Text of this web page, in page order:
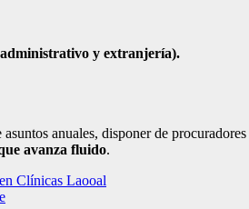
y extranjería).
anuales, disponer de
avanza fluido.
Clínicas Laooal